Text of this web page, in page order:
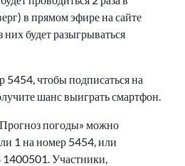
в прямом эфире на сайте
будет разыгрываться
5454, чтобы подписаться на
шанс выиграть смартфон.
погоды» можно
1 на номер 5454, или
1400501. Участники,